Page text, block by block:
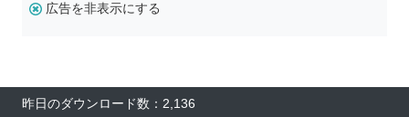
広告を非表示にする
昨日のダウンロード数：2,136